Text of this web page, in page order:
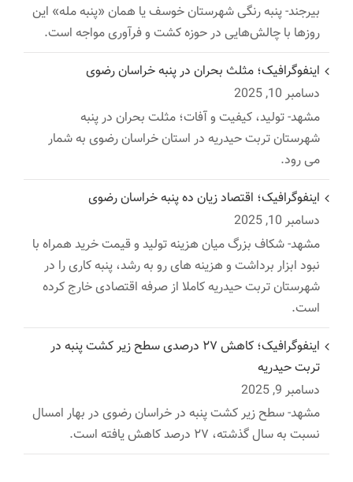
بیرجند- پنبه رنگی شهرستان خوسف یا همان «پنبه مله» این
روزها با چالش‌هایی در حوزه کشت و فرآوری مواجه است.
اینفوگرافیک؛ مثلث بحران در پنبه خراسان رضوی
دسامبر 10, 2025
مشهد- تولید، کیفیت و آفات؛ مثلت بحران در پنبه
شهرستان تربت حیدریه در استان خراسان رضوی به شمار
می رود.
اینفوگرافیک؛ اقتصاد زیان ده پنبه خراسان رضوی
دسامبر 10, 2025
مشهد- شکاف بزرگ میان هزینه تولید و قیمت خرید همراه با
نبود ابزار برداشت و هزینه های رو به رشد، پنبه کاری را در
شهرستان تربت حیدریه کاملا از صرفه اقتصادی خارج کرده
است.
اینفوگرافیک؛ کاهش ۲۷ درصدی سطح زیر کشت پنبه در
تربت حیدریه
دسامبر 9, 2025
مشهد- سطح زیر کشت پنبه در خراسان رضوی در بهار امسال
نسبت به سال گذشته، ۲۷ درصد کاهش یافته است.